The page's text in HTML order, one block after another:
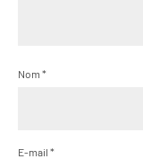
Nom *
E-mail *